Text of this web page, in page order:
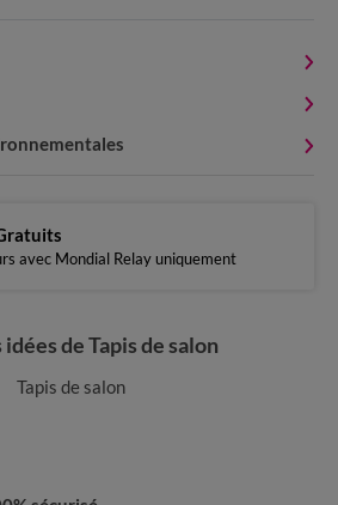
avec Mondial Relay uniquement
de Tapis de salon
Tapis de salon